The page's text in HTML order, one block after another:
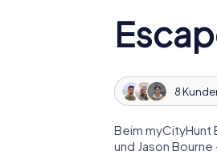
8
Beim myCityHunt
und Jason